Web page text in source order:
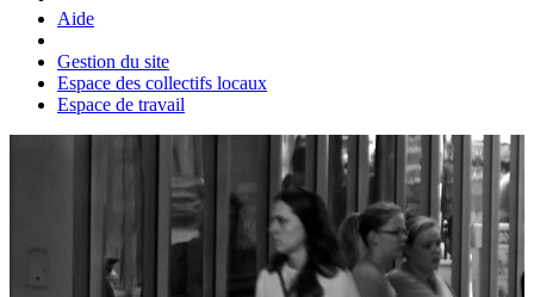
Aide
Gestion du site
Espace des collectifs locaux
Espace de travail